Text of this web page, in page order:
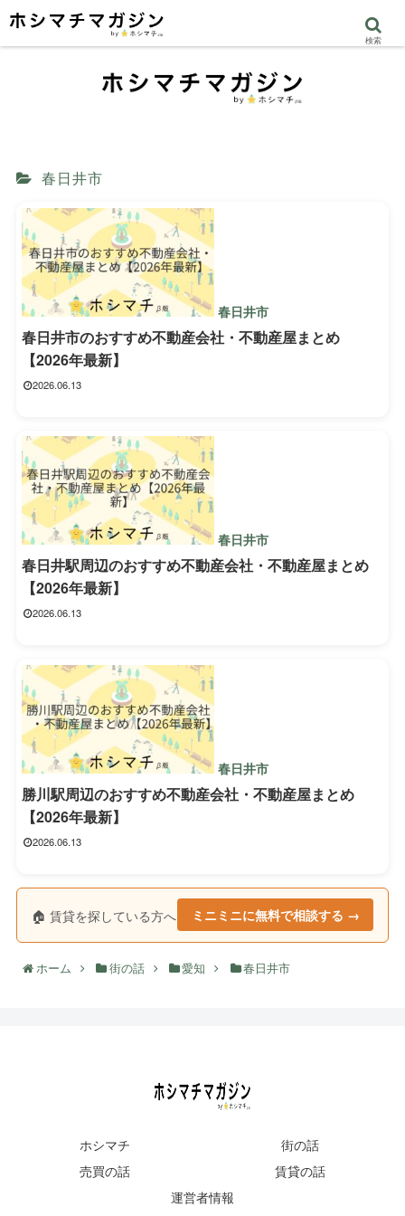
春日井市
春日井市
春日井市のおすすめ不動産会社・不動産屋まとめ
【2026年最新】
2026.06.13
春日井市
春日井駅周辺のおすすめ不動産会社・不動産屋まとめ
【2026年最新】
2026.06.13
春日井市
勝川駅周辺のおすすめ不動産会社・不動産屋まとめ
【2026年最新】
2026.06.13
🏠 賃貸を探している方へ ミニミニに無料で相談する →
ホーム 街の話 愛知 春日井市
ホシマチ
街の話
売買の話
賃貸の話
運営者情報
検索